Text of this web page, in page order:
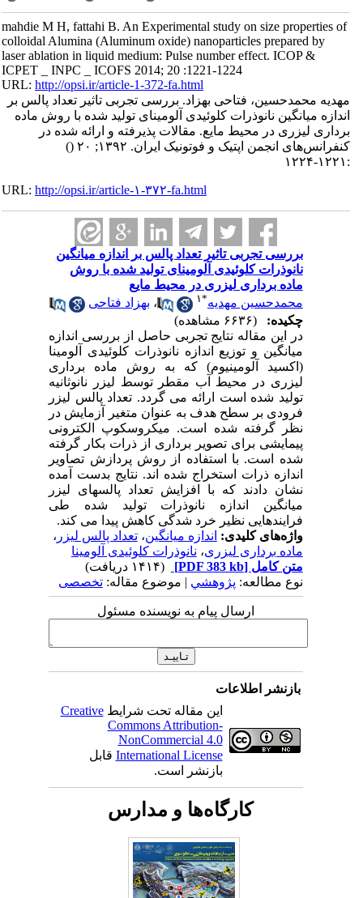
mahdie M H, fattahi B. An Experimental study on size properties of
colloidal Alumina (Aluminum oxide) nanoparticles prepared by
laser ablation in liquid medium: Pulse number effect. ICOP &
ICPET _ INPC _ ICOFS 2014; 20 :1221-1224
URL:http://opsi.ir/article-1-372-fa.html
مهدیه محمدحسین، فتاحی بهزاد. بررسی تجربی تاثیر تعداد پالس بر
اندازه میانگین نانوذرات کلوئیدی آلومینای تولید شده با روش ماده
برداری لیزری در محیط مایع. مقالات پذیرفته و ارائه شده در
کنفرانس‌های انجمن اپتیک و فوتونیک ایران. ۱۳۹۲; ۲۰
()
URL:http://opsi.ir/article-۱-۳۷۲-fa.html
بررسی تجربی تاثیر تعداد پالس بر اندازه میانگین
نانوذرات کلوئیدی آلومینای تولید شده با روش
ماده برداری لیزری در محیط مایع
محمدحسین مهدیه
۱ ،بهزاد فتاحی
چکیده:
در این مقاله نتایج تجربی حاصل از بررسی اندازه
میانگین و توزیع اندازه نانوذرات کلوئیدی آلومینا
(اکسید آلومینیوم) که به روش ماده برداری
لیزری در محیط آب مقطر توسط لیزر نانوثانیه
تولید شده است ارائه می گردد. تعداد پالس لیزر
فرودی بر سطح هدف به عنوان متغیر آزمایش در
نظر گرفته شده است. میکروسکوپ الکترونی
پیمایشی برای تصویر برداری از ذرات بکار گرفته
شده است. با استفاده از روش پردازش تصاویر
اندازه ذرات استخراج شده اند. نتایج بدست آمده
نشان دادند که با افزایش تعداد پالسهای لیزر
میانگین اندازه نانوذرات تولید شده طی
فرایندهایی نظیر خرد شدگی کاهش پیدا می کند.
واژه‌های کلیدی:اندازه میانگین،تعداد پالس لیزر ،
ماده برداری لیزری،نانوذرات کلوئیدی آلومینا
متن کامل[PDF 383 kb]
نوع مطالعه:پژوهشي| موضوع مقاله:تخصصی
ارسال پیام به نویسنده مسئول
بازنشر اطلاعات
این مقاله تحت شرایطCreative
Commons Attribution-
NonCommercial 4.0
International Licenseقابل
بازنشر است.
کارگاه‌ها و مدارس